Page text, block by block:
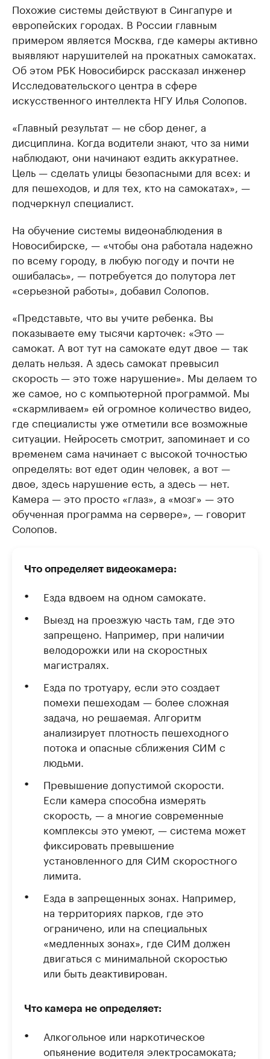
Похожие системы действуют в Сингапуре и
европейских городах. В России главным
примером является Москва, где камеры активно
выявляют нарушителей на прокатных самокатах.
Об этом РБК Новосибирск рассказал инженер
Исследовательского центра в сфере
искусственного интеллекта НГУ Илья Солопов.
«Главный результат — не сбор денег, а
дисциплина. Когда водители знают, что за ними
наблюдают, они начинают ездить аккуратнее.
Цель — сделать улицы безопасными для всех: и
для пешеходов, и для тех, кто на самокатах», —
подчеркнул специалист.
На обучение системы видеонаблюдения в
Новосибирске, — «чтобы она работала надежно
по всему городу, в любую погоду и почти не
ошибалась», — потребуется до полутора лет
«серьезной работы», добавил Солопов.
«Представьте, что вы учите ребенка. Вы
показываете ему тысячи карточек: «Это —
самокат. А вот тут на самокате едут двое — так
делать нельзя. А здесь самокат превысил
скорость — это тоже нарушение». Мы делаем то
же самое, но с компьютерной программой. Мы
«скармливаем» ей огромное количество видео,
где специалисты уже отметили все возможные
ситуации. Нейросеть смотрит, запоминает и со
временем сама начинает с высокой точностью
определять: вот едет один человек, а вот —
двое, здесь нарушение есть, а здесь — нет.
Камера — это просто «глаз», а «мозг» — это
обученная программа на сервере», — говорит
Солопов.
Что определяет видеокамера:
Езда вдвоем на одном самокате.
Выезд на проезжую часть там, где это
запрещено. Например, при наличии
велодорожки или на скоростных
магистралях.
Езда по тротуару, если это создает
помехи пешеходам — более сложная
задача, но решаемая. Алгоритм
анализирует плотность пешеходного
потока и опасные сближения СИМ с
людьми.
Превышение допустимой скорости.
Если камера способна измерять
скорость, — а многие современные
комплексы это умеют, — система может
фиксировать превышение
установленного для СИМ скоростного
лимита.
Езда в запрещенных зонах. Например,
на территориях парков, где это
ограничено, или на специальных
«медленных зонах», где СИМ должен
двигаться с минимальной скоростью
или быть деактивирован.
Что камера не определяет:
Алкогольное или наркотическое
опьянение водителя электросамоката;